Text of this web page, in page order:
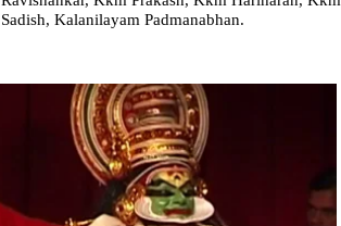
Sadish, Kalanilayam Padmanabhan.